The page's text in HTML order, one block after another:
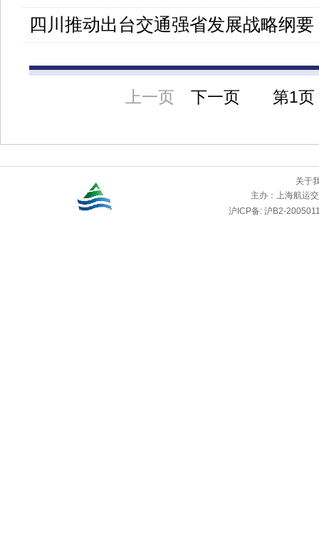
四川推动出台交通强省发展战略纲要
上一页 下一页 第1
关于
主办： 上海航运
沪ICP备: 沪B2-